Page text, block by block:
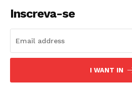
Inscreva-se
I WANT IN